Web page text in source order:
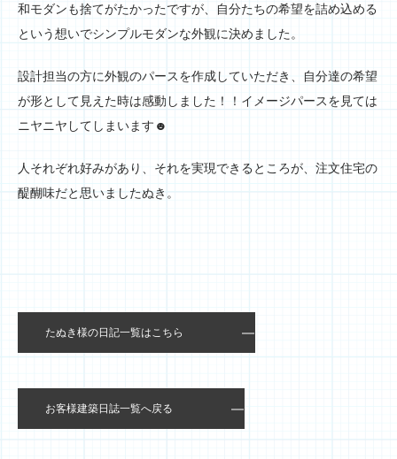
和モダンも捨てがたかったですが、自分たちの希望を詰め込める
という想いでシンプルモダンな外観に決めました。
設計担当の方に外観のパースを作成していただき、自分達の希望
が形として見えた時は感動しました！！イメージパースを見ては
ニヤニヤしてしまいます☻
人それぞれ好みがあり、それを実現できるところが、注文住宅の
醍醐味だと思いましたぬき。
たぬき様の日記一覧はこちら
お客様建築日誌一覧へ戻る